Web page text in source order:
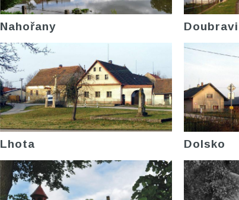
Nahořany
Lhota Dolsko